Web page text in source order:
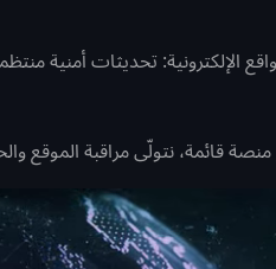
الإلكترونية: تحديثات أمنية
قائمة، نتولّى مراقبة